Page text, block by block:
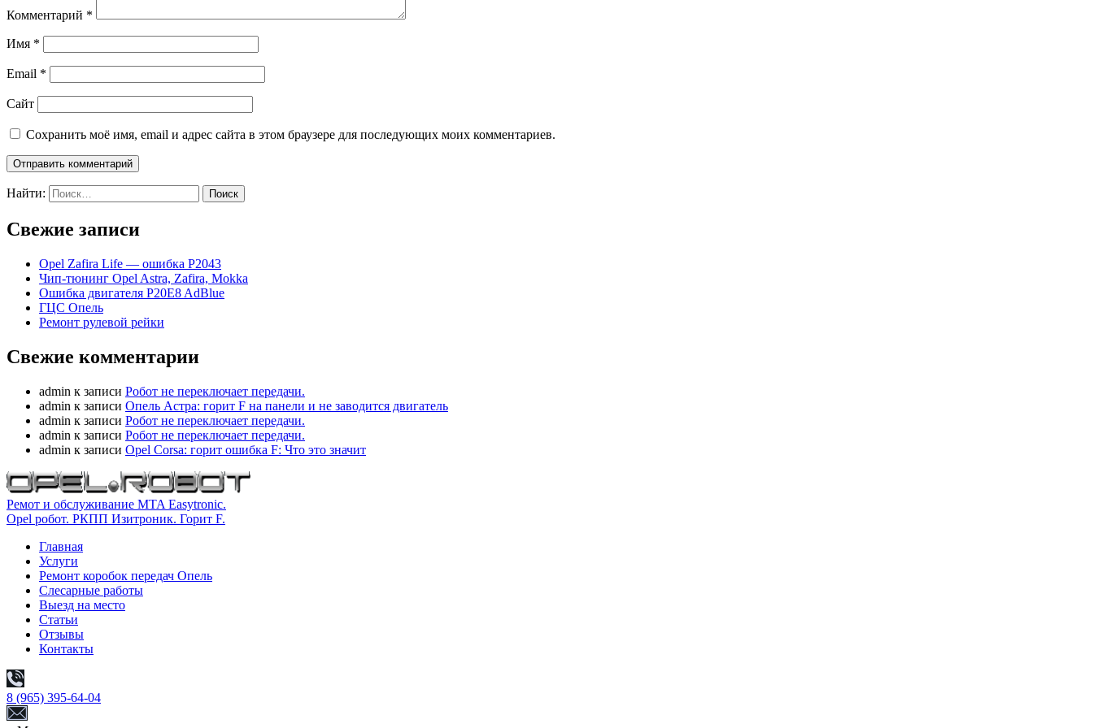
Комментарий *
Имя *
Email *
Сайт
Сохранить моё имя, email и адрес сайта в этом браузере для последующих моих комментариев.
Найти:
Свежие записи
Opel Zafira Life — ошибка P2043
Чип-тюнинг Opel Astra, Zafira, Mokka
Ошибка двигателя P20E8 AdBlue
ГЦС Опель
Ремонт рулевой рейки
Свежие комментарии
admin к записи Робот не переключает передачи.
admin к записи Опель Астра: горит F на панели и не заводится двигатель
admin к записи Робот не переключает передачи.
admin к записи Робот не переключает передачи.
admin к записи Opel Corsa: горит ошибка F: Что это значит
Ремот и обслуживание MTA Easytronic.
Opel робот. РКПП Изитроник. Горит F.
Главная
Услуги
Ремонт коробок передач Опель
Слесарные работы
Выезд на место
Статьи
Отзывы
Контакты
8 (965) 395-64-04